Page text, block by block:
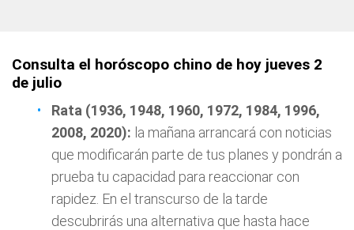
Consulta el horóscopo chino de hoy jueves 2
de julio
Rata (1936, 1948, 1960, 1972, 1984, 1996,
2008, 2020): la mañana arrancará con noticias
que modificarán parte de tus planes y pondrán a
prueba tu capacidad para reaccionar con
rapidez. En el transcurso de la tarde
descubrirás una alternativa que hasta hace